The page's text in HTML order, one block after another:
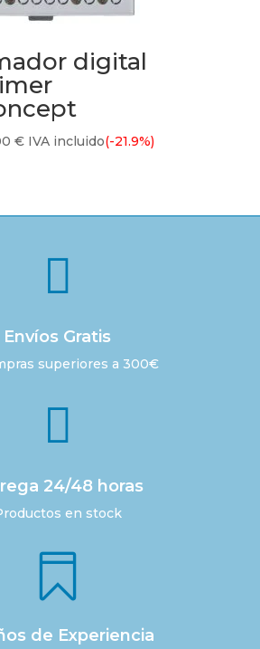
digital
€ElIVA incluido(-21.9%)

Envíos Gratis
superiores a 300€

24/48 horas
en stock

de Experiencia